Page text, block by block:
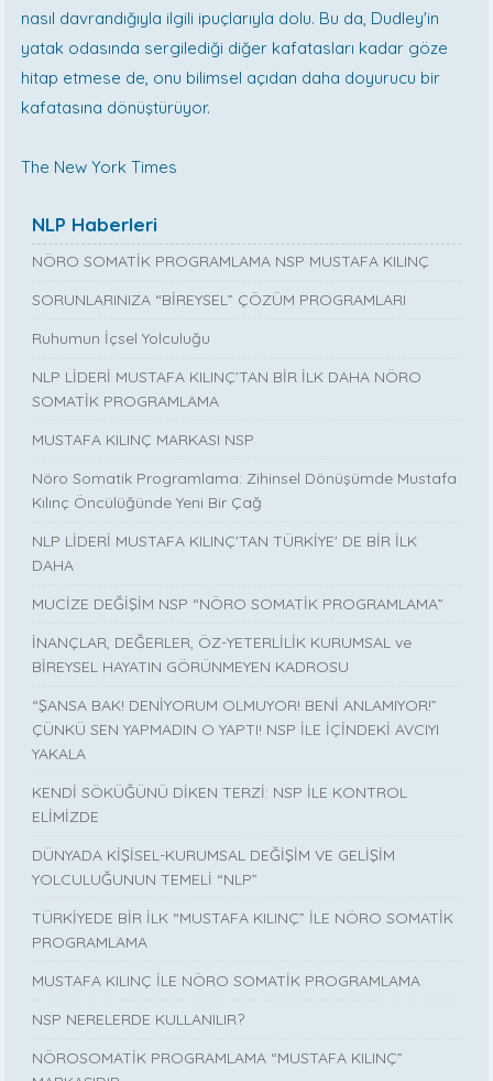
nasıl davrandığıyla ilgili ipuçlarıyla dolu. Bu da, Dudley'in
yatak odasında sergilediği diğer kafatasları kadar göze
hitap etmese de, onu bilimsel açıdan daha doyurucu bir
kafatasına dönüştürüyor.
The New York Times
NLP Haberleri
NÖRO SOMATİK PROGRAMLAMA NSP MUSTAFA KILINÇ
SORUNLARINIZA “BİREYSEL” ÇÖZÜM PROGRAMLARI
Ruhumun İçsel Yolculuğu
NLP LİDERİ MUSTAFA KILINÇ’TAN BİR İLK DAHA NÖRO
SOMATİK PROGRAMLAMA
MUSTAFA KILINÇ MARKASI NSP
Nöro Somatik Programlama: Zihinsel Dönüşümde Mustafa
Kılınç Öncülüğünde Yeni Bir Çağ
NLP LİDERİ MUSTAFA KILINÇ'TAN TÜRKİYE' DE BİR İLK
DAHA
MUCİZE DEĞİŞİM NSP “NÖRO SOMATİK PROGRAMLAMA”
İNANÇLAR, DEĞERLER, ÖZ-YETERLİLİK KURUMSAL ve
BİREYSEL HAYATIN GÖRÜNMEYEN KADROSU
“ŞANSA BAK! DENİYORUM OLMUYOR! BENİ ANLAMIYOR!”
ÇÜNKÜ SEN YAPMADIN O YAPTI! NSP İLE İÇİNDEKİ AVCIYI
YAKALA
KENDİ SÖKÜĞÜNÜ DİKEN TERZİ: NSP İLE KONTROL
ELİMİZDE
DÜNYADA KİŞİSEL-KURUMSAL DEĞİŞİM VE GELİŞİM
YOLCULUĞUNUN TEMELİ “NLP”
TÜRKİYEDE BİR İLK “MUSTAFA KILINÇ” İLE NÖRO SOMATİK
PROGRAMLAMA
MUSTAFA KILINÇ İLE NÖRO SOMATİK PROGRAMLAMA
NSP NERELERDE KULLANILIR?
NÖROSOMATİK PROGRAMLAMA “MUSTAFA KILINÇ”